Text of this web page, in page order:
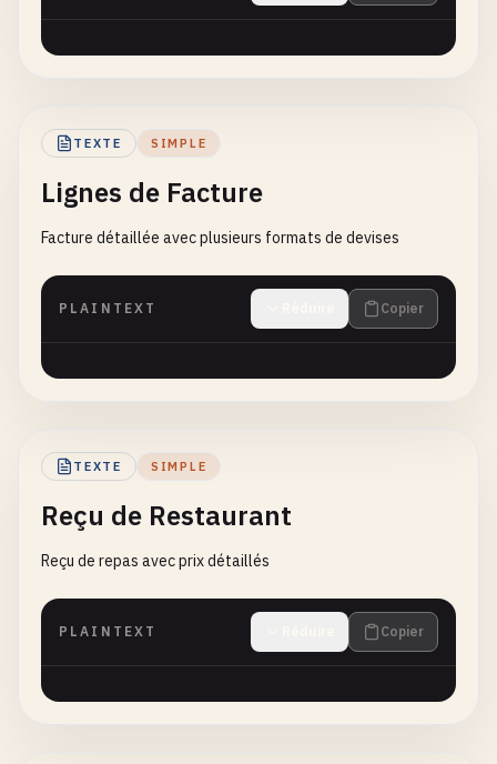
TEXTE SIMPLE
Lignes de Facture
Facture détaillée avec plusieurs formats de devises
PLAINTEXT Copier
TEXTE SIMPLE
Reçu de Restaurant
Reçu de repas avec prix détaillés
PLAINTEXT Copier